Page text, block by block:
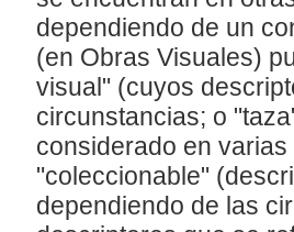
dependiendo de un
(en Obras Visuales)
visual" (cuyos
circunstancias; o
considerado en
"coleccionable"
dependiendo de las